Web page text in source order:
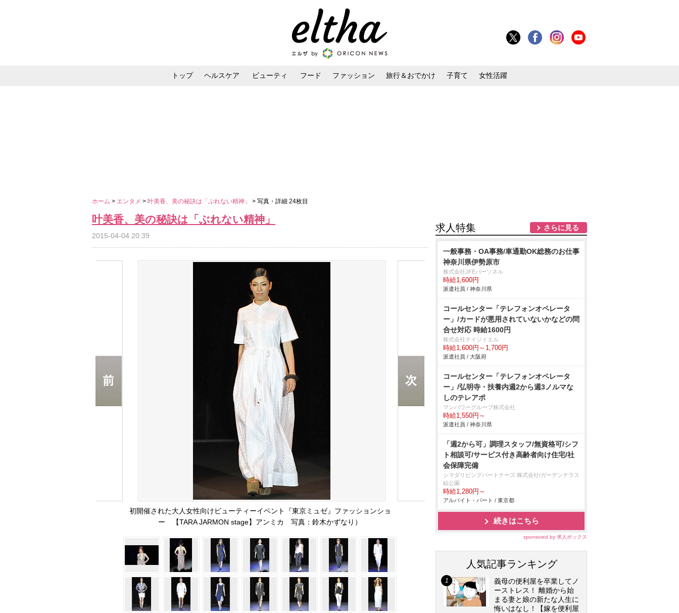
トップ ヘルスケア ビューティ フード ファッション 旅行＆おでかけ 子育て 女性活躍
ホーム > エンタメ > 叶美香、美の秘訣は「ぶれない精神」 > 写真・詳細 24枚目
叶美香、美の秘訣は「ぶれない精神」
2015-04-04 20:39
初開催された大人女性向けビューティーイベント『東京ミュゼ』ファッションショ
ー 【TARA JARMON stage】アンミカ 写真：鈴木かずなり）
求人特集 さらに見る
一般事務・OA事務/車通勤OK総務のお仕事
神奈川県伊勢原市
株式会社JFEパーソネル
時給1,600円
派遣社員 / 神奈川県
コールセンター「テレフォンオペレータ
ー」/カードが悪用されていないかなどの問
合せ対応 時給1600円
株式会社テイジイエル
時給1,600円～1,700円
派遣社員 / 大阪府
コールセンター「テレフォンオペレータ
ー」/弘明寺・扶養内週2から週3ノルマな
しのテレアポ
マンパワーグループ株式会社
時給1,550円～
派遣社員 / 神奈川県
「週2から可」調理スタッフ/無資格可/シフ
ト相談可/サービス付き高齢者向け住宅/社
会保障完備
シマダリビングパートナーズ 株式会社/ガーデンテラス
砧公園
時給1,280円～
アルバイト・パート / 東京都
続きはこちら
sponsored by 求人ボックス
人気記事ランキング
義母の便利屋を卒業してノ
ーストレス！ 離婚から始
まる妻と娘の新たな人生に
悔いはなし！【嫁を便利屋